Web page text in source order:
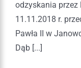
odzyskania przez
11.11.2018 r.
Pawła II w
Dąb [...]